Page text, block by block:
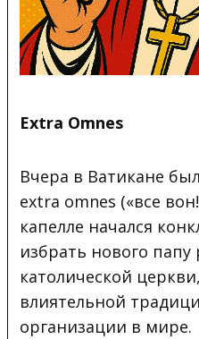
Extra Omnes
Вчера в Ватикане
extra omnes («все
капелле начался
избрать нового
католической
влиятельной
организации в мире.